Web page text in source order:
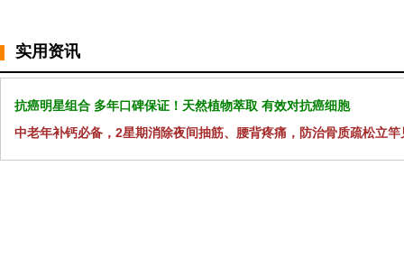
实用资讯
抗癌明星组合 多年口碑保证！天然植物萃取 有效对抗癌细胞
中老年补钙必备，2星期消除夜间抽筋、腰背疼痛，防治骨质疏松立竿